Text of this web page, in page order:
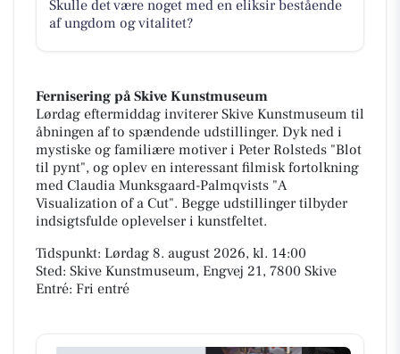
Skulle det være noget med en eliksir bestående
af ungdom og vitalitet?
Fernisering på Skive Kunstmuseum
Lørdag eftermiddag inviterer Skive Kunstmuseum til
åbningen af to spændende udstillinger. Dyk ned i
mystiske og familiære motiver i Peter Rolsteds "Blot
til pynt", og oplev en interessant filmisk fortolkning
med Claudia Munksgaard-Palmqvists "A
Visualization of a Cut". Begge udstillinger tilbyder
indsigtsfulde oplevelser i kunstfeltet.
Tidspunkt: Lørdag 8. august 2026, kl. 14:00
Sted: Skive Kunstmuseum, Engvej 21, 7800 Skive
Entré: Fri entré